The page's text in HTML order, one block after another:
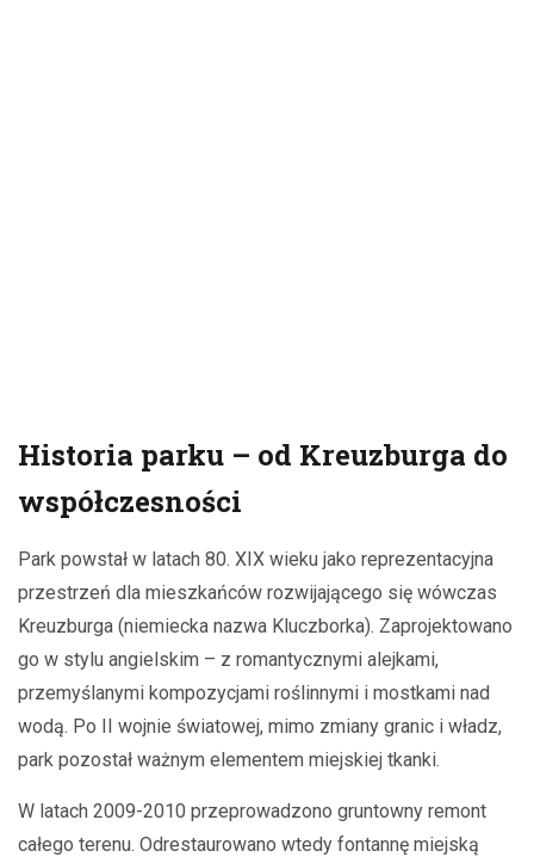
Historia parku – od Kreuzburga do
współczesności
Park powstał w latach 80. XIX wieku jako reprezentacyjna
przestrzeń dla mieszkańców rozwijającego się wówczas
Kreuzburga (niemiecka nazwa Kluczborka). Zaprojektowano
go w stylu angielskim – z romantycznymi alejkami,
przemyślanymi kompozycjami roślinnymi i mostkami nad
wodą. Po II wojnie światowej, mimo zmiany granic i władz,
park pozostał ważnym elementem miejskiej tkanki.
W latach 2009-2010 przeprowadzono gruntowny remont
całego terenu. Odrestaurowano wtedy fontannę miejską